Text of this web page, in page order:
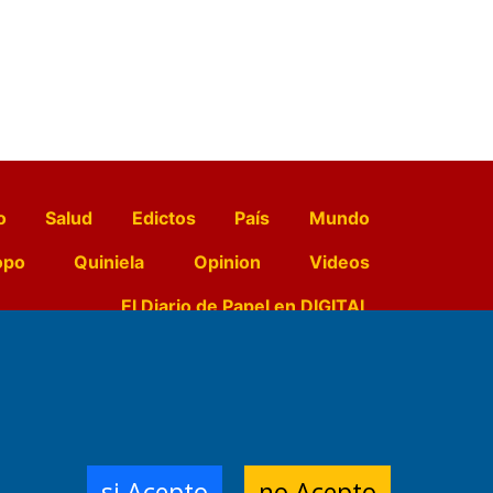
Salud Edictos País
Mundo
Quiniela Opinion
Videos
El Diario de Papel en DIGITAL